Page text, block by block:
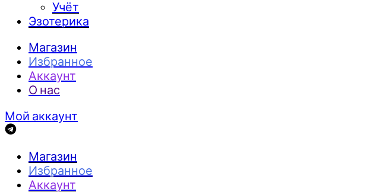
Учёт
Эзотерика
Магазин
Избранное
Аккаунт
О нас
Мой аккаунт
Магазин
Избранное
Аккаунт